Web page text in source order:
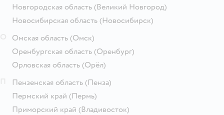
Новгородская область (Великий Новгород)
Новосибирская область (Новосибирск)
Омская область (Омск)
Оренбургская область (Оренбург)
Орловская область (Орёл)
Пензенская область (Пенза)
Пермский край (Пермь)
Приморский край (Владивосток)